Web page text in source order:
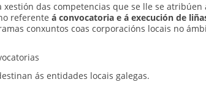
das competencias que se lle se
referente á convocatoria e á execución de
conxuntos coas corporacións locais no
ás entidades locais galegas.